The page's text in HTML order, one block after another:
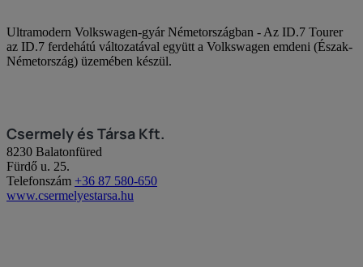
Ultramodern Volkswagen-gyár Németországban - Az ID.7 Tourer
az ID.7 ferdehátú változatával együtt a Volkswagen emdeni (Észak-
Németország) üzemében készül.
Csermely és Társa Kft.
8230 Balatonfüred
Fürdő u. 25.
Telefonszám +36 87 580-650
www.csermelyestarsa.hu